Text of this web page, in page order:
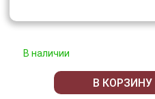
В наличии
В КОРЗИНУ